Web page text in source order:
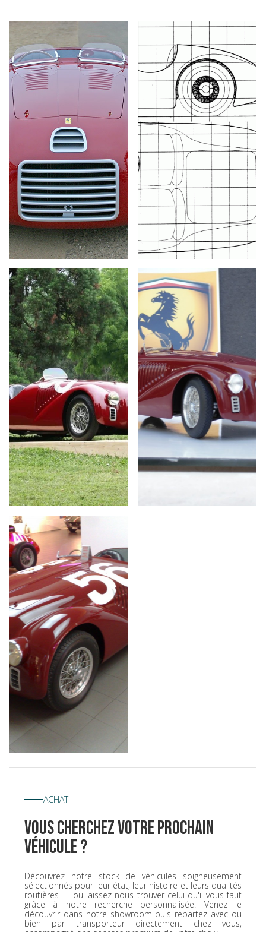
ACHAT
vous cherchez votre prochain
véhicule ?
Découvrez notre stock de véhicules soigneusement
sélectionnés pour leur état, leur histoire et leurs qualités
routières — ou laissez-nous trouver celui qu'il vous faut
grâce à notre recherche personnalisée. Venez le
découvrir dans notre showroom puis repartez avec ou
bien par transporteur directement chez vous,